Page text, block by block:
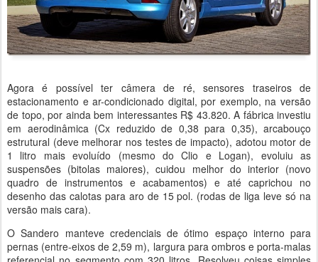
Agora é possível ter câmera de ré, sensores traseiros de
estacionamento e ar-condicionado digital, por exemplo, na versão
de topo, por ainda bem interessantes R$ 43.820. A fábrica investiu
em aerodinâmica (Cx reduzido de 0,38 para 0,35), arcabouço
estrutural (deve melhorar nos testes de impacto), adotou motor de
1 litro mais evoluído (mesmo do Clio e Logan), evoluiu as
suspensões (bitolas maiores), cuidou melhor do interior (novo
quadro de instrumentos e acabamentos) e até caprichou no
desenho das calotas para aro de 15 pol. (rodas de liga leve só na
versão mais cara).
O Sandero manteve credenciais de ótimo espaço interno para
pernas (entre-eixos de 2,59 m), largura para ombros e porta-malas